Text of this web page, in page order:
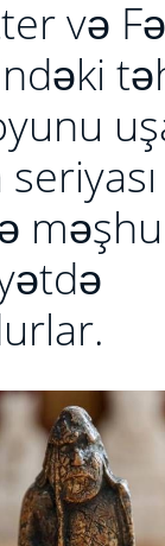
və